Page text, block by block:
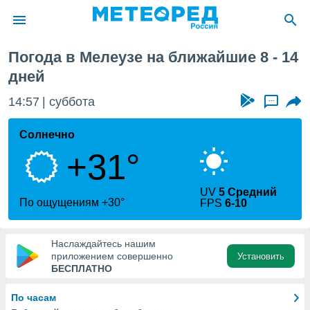
о
к этому
доступ
Погода в Мелеузе на ближайшие 8 - 14
дней
14:57 суббота ...
Солнечно
+31°
По ощущениям +30°
UV5 Средний
FPS6-10
Наслаждайтесь нашим
приложением совершенно
БЕСПЛАТНО
Установить
По часам